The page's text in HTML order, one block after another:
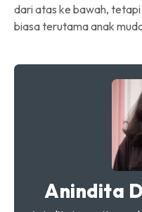
dari atas ke bawah,
biasa terutama anak
Anindita